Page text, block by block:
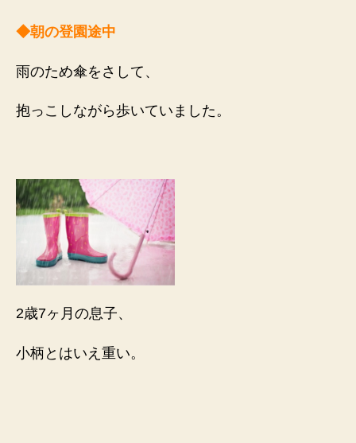
◆朝の登園途中
雨のため傘をさして、
抱っこしながら歩いていました。
2歳7ヶ月の息子、
小柄とはいえ重い。